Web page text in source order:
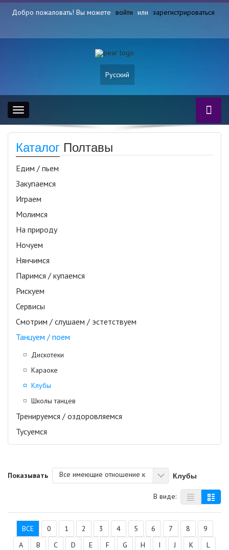
Добро пожаловать! Вы можете войти или зарегистрироваться
Русский
Toggle
navigation
Каталог Полтавы
Едим / пьем
Закупаемся
Играем
Молимся
На природу
Ночуем
Нянчимся
Паримся / купаемся
Рискуем
Сервисы
Смотрим / слушаем / эстетствуем
Танцуем / поем
Дискотеки
Караоке
Клубы
Школы танцев
Тренируемся / оздоровляемся
Тусуемся
Показывать Все имеющие отношение к Клубы
В виде:
ВСЕ 0 1 2 3 4 5 6 7 8
9
A
B C D E F G H I J K
L